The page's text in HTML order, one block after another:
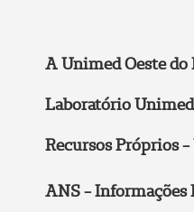
A Unimed Oeste do
Laboratório Unimed
Recursos Próprios
ANS - Informações